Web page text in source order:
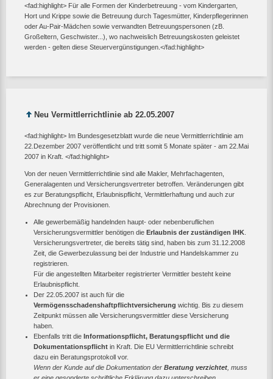
<fad:highlight> Für alle Formen der Kinderbetreuung - vom Kindergarten,
Hort und Krippe sowie die Betreuung durch Tagesmütter, Kinderpflegerinnen
oder Au-Pair-Mädchen sowie verwandten Betreuungspersonen (zB.
Großeltern, Geschwister...), wo nachweislich Betreuungskosten geleistet
werden - gelten diese Steuervergünstigungen.</fad:highlight>
Neu Vermittlerrichtlinie ab 22.05.2007
<fad:highlight> Im Bundesgesetzblatt wurde die neue Vermittlerrichtlinie am
22.Dezember 2007 veröffentlicht und tritt somit 5 Monate später - am 22.Mai
2007 in Kraft. </fad:highlight>
Von der neuen Vermittlerrichtlinie sind alle Makler, Mehrfachagenten,
Generalagenten und Versicherungsvertreter betroffen. Veränderungen gibt
es zur Beratungspflicht, Erlaubnispflicht, Vermittlerhaftung und auch zur
Abrechnung der Provisionen.
Alle gewerbemäßig handelnden haupt- oder nebenberuflichen
Versicherungsvermittler benötigen die Erlaubnis der zuständigen IHK
Versicherungsvertreter, die bereits tätig sind, haben bis zum 31.12.2008
Zeit, die Gewerbezulassung bei der Industrie und Handelskammer zu
registrieren.
Für die angestellten Mitarbeiter registrierter Vermittler besteht keine
Erlaubnispflicht.
Der 22.05.2007 ist auch für die
Vermögensschadenshaftpflichtversicherung wichtig. Bis zu diesem
Zeitpunkt müssen alle Versicherungsvermittler diese Versicherung
haben.
Ebenfalls tritt die Informationspflicht, Beratungspflicht und die
Dokumentationspflicht in Kraft. Die EU Vermittlerrichtlinie schreibt
dazu ein Beratungsprotokoll vor.
Wenn der Kunde auf die Dokumentation der Beratung verzichtet , muss